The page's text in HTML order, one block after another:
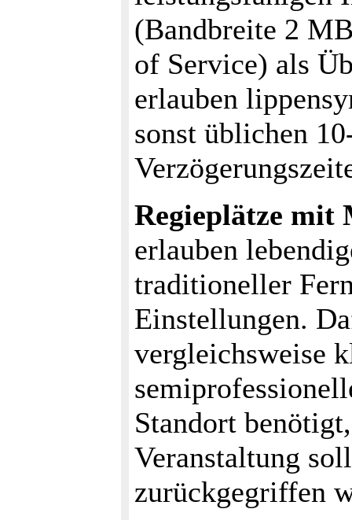
(Bandbreite 2
of Service) als
erlauben
sonst üblichen
Regieplätze mit
erlauben
traditioneller
Einstellungen.
vergleichsweise
Standort
Veranstaltung
zurückgegriffen